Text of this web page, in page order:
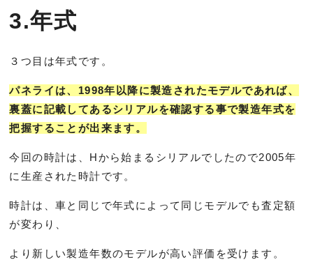
3.年式
３つ目は年式です。
パネライは、1998年以降に製造されたモデルであれば、
裏蓋に記載してあるシリアルを確認する事で製造年式を
把握することが出来ます。
今回の時計は、Hから始まるシリアルでしたので2005年
に生産された時計です。
時計は、車と同じで年式によって同じモデルでも査定額
が変わり、
より新しい製造年数のモデルが高い評価を受けます。